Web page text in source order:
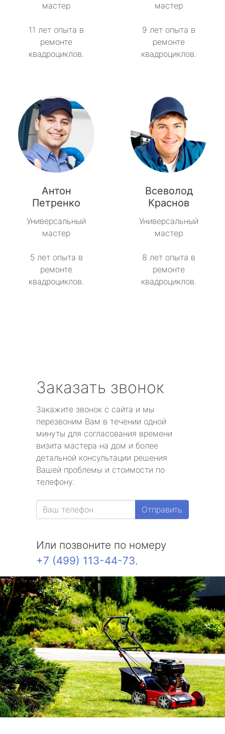
мастер
11 лет опыта в
ремонте
квадроциклов.
мастер
9 лет опыта в
ремонте
квадроциклов.
Антон
Петренко
Универсальный
мастер
5 лет опыта в
ремонте
квадроциклов.
Всеволод
Краснов
Универсальный
мастер
8 лет опыта в
ремонте
квадроциклов.
Заказать звонок
Закажите звонок с сайта и мы
перезвоним Вам в течении одной
минуты для согласования времени
визита мастера на дом и более
детальной консультации решения
Вашей проблемы и стоимости по
телефону.
Отправить
Или позвоните по номеру
+7 (499) 113-44-73.